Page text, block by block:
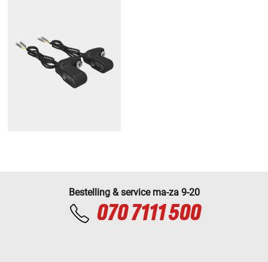
Bestelling & service ma-za 9-20
070 7111 500